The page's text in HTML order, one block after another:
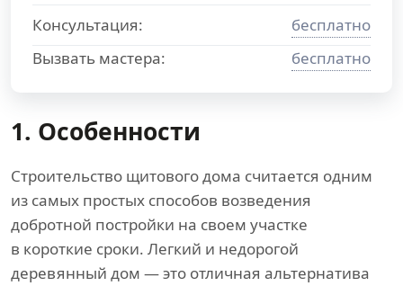
1. Особенности
Строительство щитового дома считается одним
из самых простых способов возведения
добротной постройки на своем участке
в короткие сроки. Легкий и недорогой
деревянный дом — это отличная альтернатива
Консультация:
бесплатно
Вызвать мастера:
бесплатно